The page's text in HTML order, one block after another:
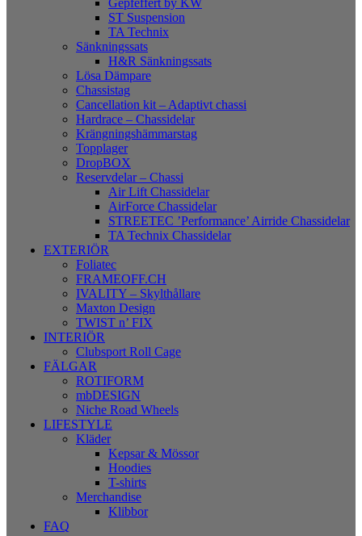
Gepfeffert by KW
ST Suspension
TA Technix
Sänkningssats
H&R Sänkningssats
Lösa Dämpare
Chassistag
Cancellation kit – Adaptivt chassi
Hardrace – Chassidelar
Krängningshämmarstag
Topplager
DropBOX
Reservdelar – Chassi
Air Lift Chassidelar
AirForce Chassidelar
STREETEC ’Performance’ Airride Chassidelar
TA Technix Chassidelar
EXTERIÖR
Foliatec
FRAMEOFF.CH
IVALITY – Skylthållare
Maxton Design
TWIST n’ FIX
INTERIÖR
Clubsport Roll Cage
FÄLGAR
ROTIFORM
mbDESIGN
Niche Road Wheels
LIFESTYLE
Kläder
Kepsar & Mössor
Hoodies
T-shirts
Merchandise
Klibbor
FAQ